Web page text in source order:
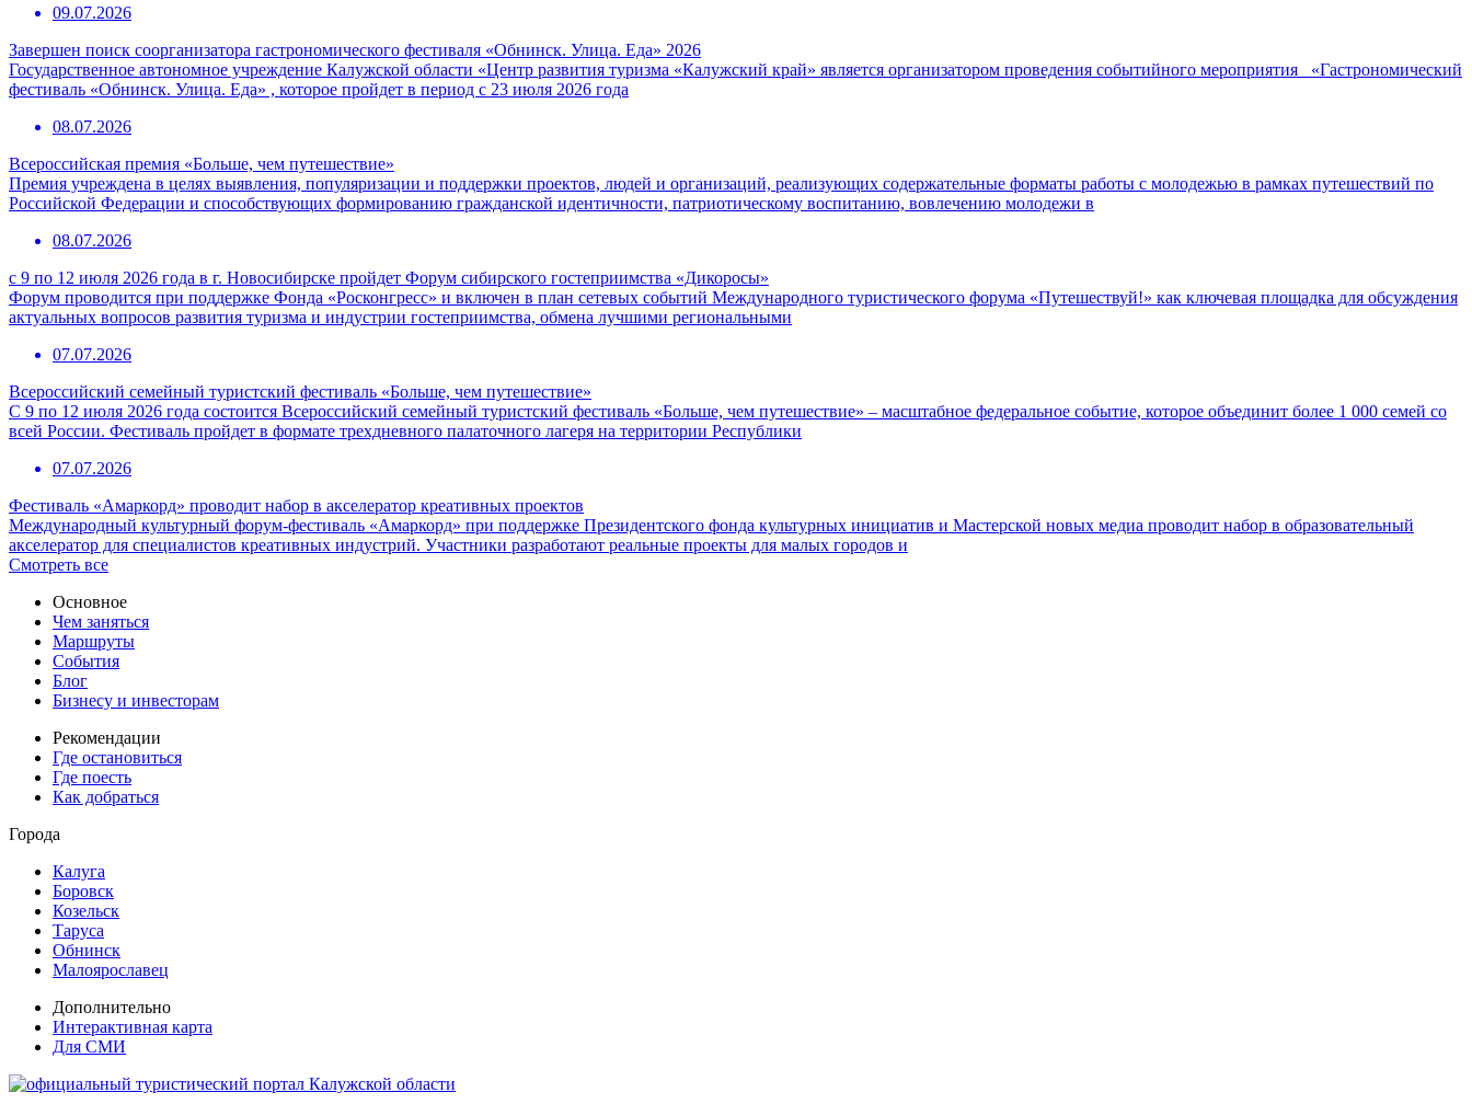
09.07.2026
Завершен поиск соорганизатора гастрономического фестиваля «Обнинск. Улица. Еда» 2026
Государственное автономное учреждение Калужской области «Центр развития туризма «Калужский край» является организатором проведения событийного мероприятия «Гастрономический
фестиваль «Обнинск. Улица. Еда» , которое пройдет в период с 23 июля 2026 года
08.07.2026
Всероссийская премия «Больше, чем путешествие»
Премия учреждена в целях выявления, популяризации и поддержки проектов, людей и организаций, реализующих содержательные форматы работы с молодежью в рамках путешествий по
Российской Федерации и способствующих формированию гражданской идентичности, патриотическому воспитанию, вовлечению молодежи в
08.07.2026
с 9 по 12 июля 2026 года в г. Новосибирске пройдет Форум сибирского гостеприимства «Дикоросы»
Форум проводится при поддержке Фонда «Росконгресс» и включен в план сетевых событий Международного туристического форума «Путешествуй!» как ключевая площадка для обсуждения
актуальных вопросов развития туризма и индустрии гостеприимства, обмена лучшими региональными
07.07.2026
Всероссийский семейный туристский фестиваль «Больше, чем путешествие»
С 9 по 12 июля 2026 года состоится Всероссийский семейный туристский фестиваль «Больше, чем путешествие» – масштабное федеральное событие, которое объединит более 1 000 семей со
всей России. Фестиваль пройдет в формате трехдневного палаточного лагеря на территории Республики
07.07.2026
Фестиваль «Амаркорд» проводит набор в акселератор креативных проектов
Международный культурный форум-фестиваль «Амаркорд» при поддержке Президентского фонда культурных инициатив и Мастерской новых медиа проводит набор в образовательный
акселератор для специалистов креативных индустрий. Участники разработают реальные проекты для малых городов и
Смотреть все
Основное
Чем заняться
Маршруты
События
Блог
Бизнесу и инвесторам
Рекомендации
Где остановиться
Где поесть
Как добраться
Города
Калуга
Боровск
Козельск
Таруса
Обнинск
Малоярославец
Дополнительно
Интерактивная карта
Для СМИ